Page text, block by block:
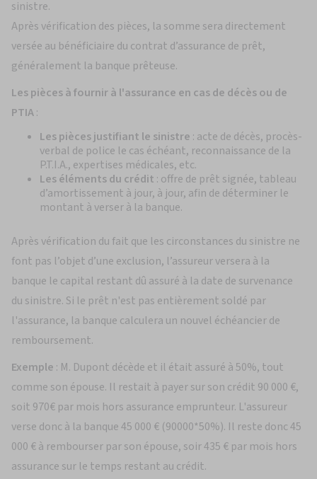
sinistre.
Après vérification des pièces, la somme sera directement
versée au bénéficiaire du contrat d’assurance de prêt,
généralement la banque prêteuse.
Les pièces à fournir à l'assurance en cas de décès ou de
PTIA:
Les pièces justifiant le sinistre : acte de décès, procès-
verbal de police le cas échéant, reconnaissance de la
P.T.I.A., expertises médicales, etc.
Les éléments du crédit : offre de prêt signée, tableau
d’amortissement à jour, à jour, afin de déterminer le
montant à verser à la banque.
Après vérification du fait que les circonstances du sinistre ne
font pas l’objet d’une exclusion, l’assureur versera à la
banque le capital restant dû assuré à la date de survenance
du sinistre. Si le prêt n'est pas entièrement soldé par
l'assurance, la banque calculera un nouvel échéancier de
remboursement.
Exemple : M. Dupont décède et il était assuré à 50%, tout
comme son épouse. Il restait à payer sur son crédit 90 000 €,
soit 970€ par mois hors assurance emprunteur. L'assureur
verse donc à la banque 45 000 € (90000*50%). Il reste donc 45
000 € à rembourser par son épouse, soir 435 € par mois hors
assurance sur le temps restant au crédit.